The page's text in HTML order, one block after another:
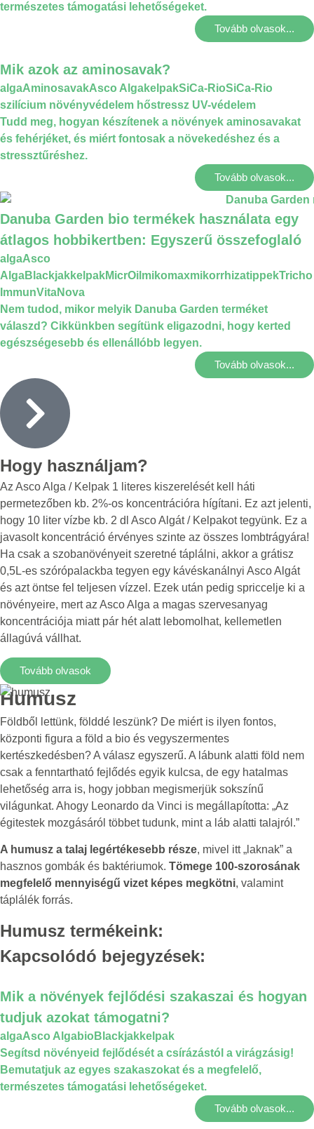
természetes támogatási lehetőségeket.
Tovább olvasok...
Mik azok az aminosavak?
algaAminosavakAsco AlgakelpakSiCa-RioSiCa-Rio
szilícium növényvédelem hőstressz UV-védelem
Tudd meg, hogyan készítenek a növények aminosavakat
és fehérjéket, és miért fontosak a növekedéshez és a
stressztűréshez.
Tovább olvasok...
Danuba Garden bio termékek használata egy
átlagos hobbikertben: Egyszerű összefoglaló
algaAsco
AlgaBlackjakkelpakMicrOil mikomaxmikorrhizatippekTricho
ImmunVitaNova
Nem tudod, mikor melyik Danuba Garden terméket
válaszd? Cikkünkben segítünk eligazodni, hogy kerted
egészségesebb és ellenállóbb legyen.
Tovább olvasok...
Hogy használjam?
Az Asco Alga / Kelpak 1 literes kiszerelését kell háti
permetezőben kb. 2%-os koncentrációra hígítani. Ez azt jelenti,
hogy 10 liter vízbe kb. 2 dl Asco Algát / Kelpakot tegyünk. Ez a
javasolt koncentráció érvényes szinte az összes lombtrágyára!
Ha csak a szobanövényeit szeretné táplálni, akkor a grátisz
0,5L-es szórópalackba tegyen egy kávéskanálnyi Asco Algát
és azt öntse fel teljesen vízzel. Ezek után pedig spriccelje ki a
növényeire, mert az Asco Alga a magas szervesanyag
koncentrációja miatt pár hét alatt lebomolhat, kellemetlen
állagúvá vállhat.
Tovább olvasok
Humusz
Földből lettünk, földdé leszünk? De miért is ilyen fontos,
központi figura a föld a bio és vegyszermentes
kertészkedésben? A válasz egyszerű. A lábunk alatti föld nem
csak a fenntartható fejlődés egyik kulcsa, de egy hatalmas
lehetőség arra is, hogy jobban megismerjük sokszínű
világunkat. Ahogy Leonardo da Vinci is megállapította: „Az
égitestek mozgásáról többet tudunk, mint a láb alatti talajról.”
A humusz a talaj legértékesebb része, mivel itt „laknak” a
hasznos gombák és baktériumok. Tömege 100-szorosának
megfelelő mennyiségű vizet képes megkötni, valamint
táplálék forrás.
Humusz termékeink:
Kapcsolódó bejegyzések:
Mik a növények fejlődési szakaszai és hogyan
tudjuk azokat támogatni?
algaAsco Algabio Blackjakkelpak
Segítsd növényeid fejlődését a csírázástól a virágzásig!
Bemutatjuk az egyes szakaszokat és a megfelelő,
természetes támogatási lehetőségeket.
Tovább olvasok...